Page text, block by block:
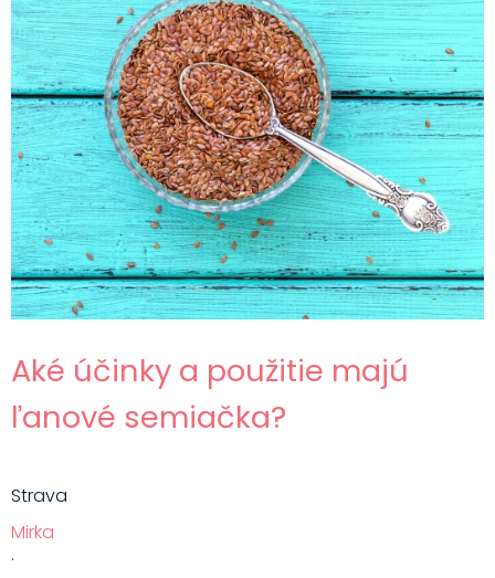
Aké účinky a použitie majú
ľanové semiačka?
Strava
Mirka
·